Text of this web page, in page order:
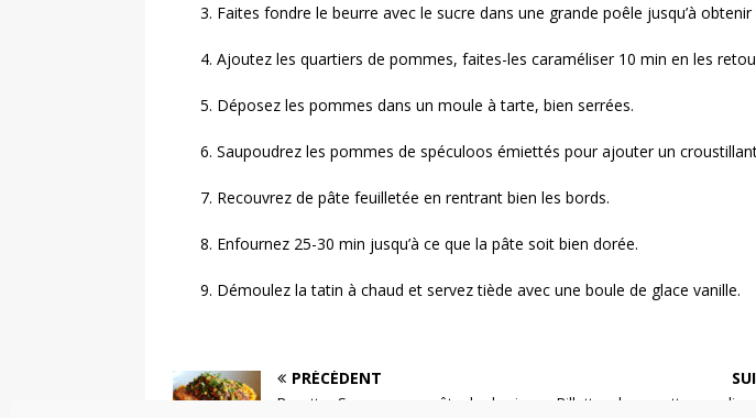
Faites fondre le beurre avec le sucre dans une grande poêle jusqu’à
Ajoutez les quartiers de pommes, faites-les caraméliser 10 min en les
Déposez les pommes dans un moule à tarte, bien serrées.
Saupoudrez les pommes de spéculoos émiettés pour ajouter un
Recouvrez de pâte feuilletée en rentrant bien les bords.
Enfournez 25-30 min jusqu’à ce que la pâte soit bien dorée.
Démoulez la tatin à chaud et servez tiède avec une boule de glace vanille.
PRÉCÉDENT
Recette : Saumon en croûte de chorizo
Rillettes de crevettes